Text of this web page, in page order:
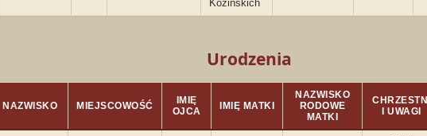
Kozińskich
Urodzenia
NAZWISKO MIEJSCOWOŚĆ
IMIĘ
OJCA
IMIĘ MATKI
NAZWISKO
RODOWE
MATKI
CHRZESTNI
I UWAGI